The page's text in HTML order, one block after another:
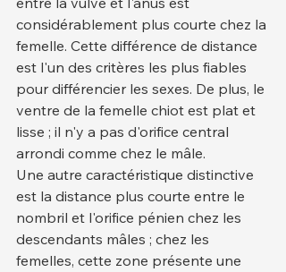
considérablement plus courte chez la
femelle. Cette différence de distance
est l'un des critères les plus fiables
pour différencier les sexes. De plus, le
ventre de la femelle chiot est plat et
lisse ; il n'y a pas d'orifice central
arrondi comme chez le mâle.
Une autre caractéristique distinctive
est la distance plus courte entre le
nombril et l'orifice pénien chez les
descendants mâles ; chez les
femelles, cette zone présente une